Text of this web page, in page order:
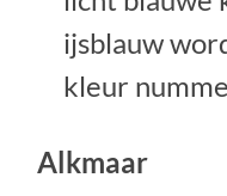
ijsblauw
kleur
Alkmaar